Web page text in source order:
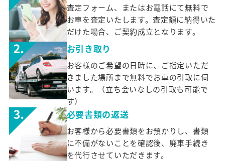
査定フォーム、またはお電話にて無料で
お車を査定いたします。査定額に納得いた
だけた場合、ご契約成立となります。
お引き取り
お客様のご希望の日時に、ご指定いただ
きました場所まで無料でお車の引取に伺
います。（立ち会いなしの引取も可能で
す）
必要書類の返送
お客様から必要書類をお預かりし、書類
に不備がないことを確認後、廃車手続き
を代行させていただきます。